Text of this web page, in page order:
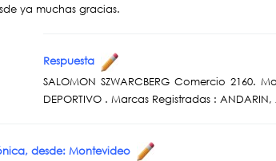
ya muchas gracias.
Respuesta
SALOMON SZWARCBERG Comercio
DEPORTIVO . Marcas Registradas : ANDARIN,
desde: Montevideo